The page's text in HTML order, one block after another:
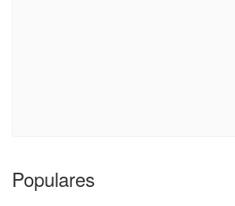
Populares